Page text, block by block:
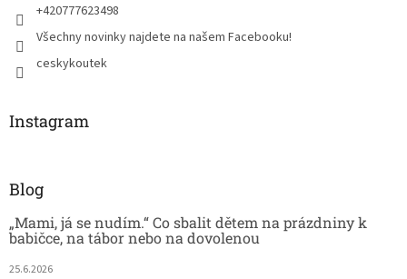
+420777623498
Všechny novinky najdete na našem Facebooku!
ceskykoutek
Instagram
Blog
„Mami, já se nudím.“ Co sbalit dětem na prázdniny k
babičce, na tábor nebo na dovolenou
25.6.2026